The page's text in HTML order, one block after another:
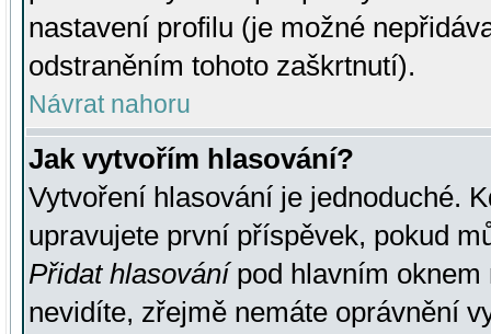
nastavení profilu (je možné
odstraněním tohoto zaškrtnutí).
Návrat nahoru
Jak vytvořím hlasování?
Vytvoření hlasování je jednoduché.
upravujete první příspěvek, pokud
Přidat hlasovánípod hlavním oknem
nevidíte, zřejmě nemáte oprávnění